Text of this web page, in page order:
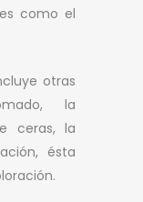
como el
otras
la
ceras, la
ésta